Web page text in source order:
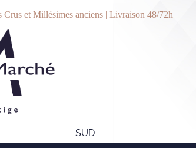
Crus et Millésimes anciens | Livraison 48/72h
SUD